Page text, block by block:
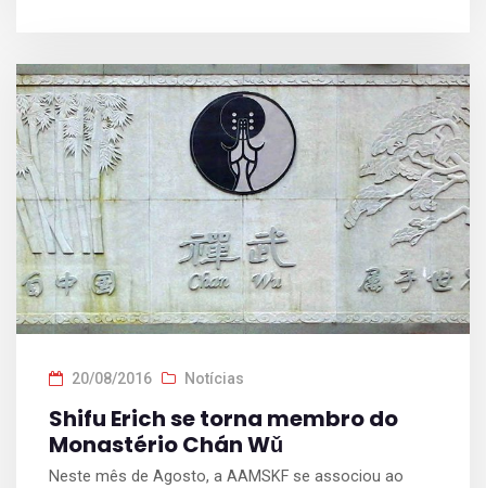
20/08/2016 Notícias
Shifu Erich se torna membro do
Monastério Chán Wǔ
Neste mês de Agosto, a AAMSKF se associou ao